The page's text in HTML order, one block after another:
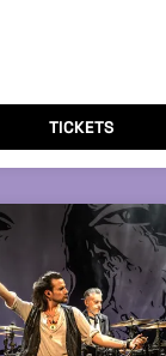
TICKETS